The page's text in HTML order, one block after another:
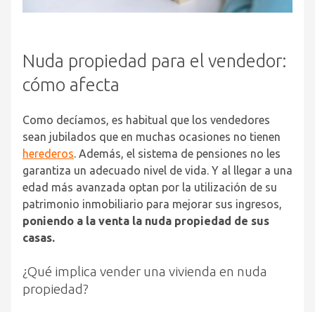
Nuda propiedad para el vendedor:
cómo afecta
Como decíamos, es habitual que los vendedores
sean jubilados que en muchas ocasiones no tienen
herederos. Además, el sistema de pensiones no les
garantiza un adecuado nivel de vida. Y al llegar a una
edad más avanzada optan por la utilización de su
patrimonio inmobiliario para mejorar sus ingresos,
poniendo a la venta la nuda propiedad de sus
casas.
¿Qué implica vender una vivienda en nuda
propiedad?